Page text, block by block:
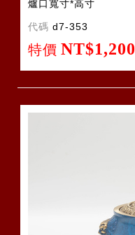
爐口寬寸*高寸
代碼 d7-353
特價 NT$1,200